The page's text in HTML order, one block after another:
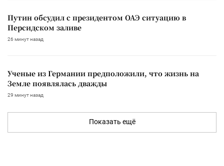
Путин обсудил с президентом ОАЭ ситуацию в
Персидском заливе
26 минут назад
Ученые из Германии предположили, что жизнь на
Земле появлялась дважды
29 минут назад
Показать ещё